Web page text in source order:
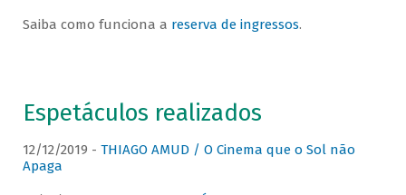
Saiba como funciona a reserva de ingressos.
Espetáculos realizados
12/12/2019 - THIAGO AMUD / O Cinema que o Sol não
Apaga